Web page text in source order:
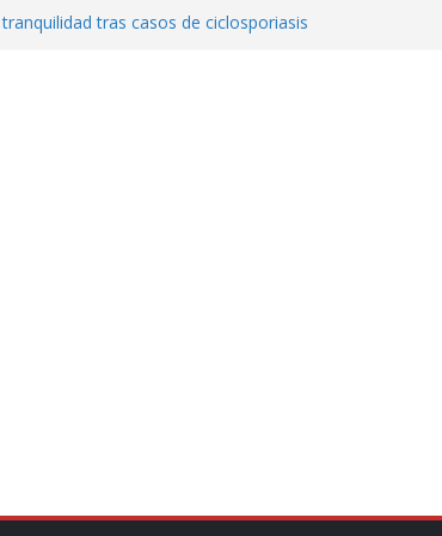
tras casos de ciclosporiasis
de vínculos con México: